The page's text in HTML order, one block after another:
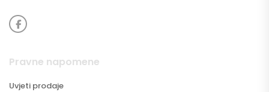
Pravne napomene
Uvjeti prodaje